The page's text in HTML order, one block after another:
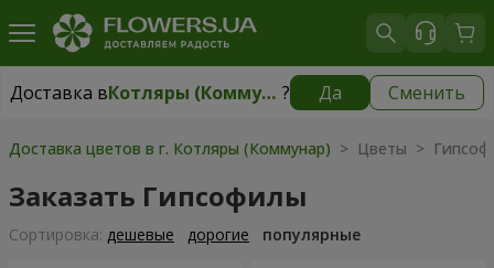
Доставка в Котляры (Коммунар) ? Да Сменить
Доставка вКотляры (Коммунар) бесплатно
Доставка цветов в г. Котляры (Коммунар) > Цветы >
Заказать Гипсофилы
Cортировка: дешевые дорогие популярные